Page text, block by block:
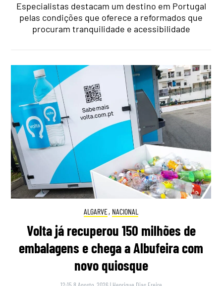
Especialistas destacam um destino em Portugal
pelas condições que oferece a reformados que
procuram tranquilidade e acessibilidade
ALGARVE, NACIONAL
Volta já recuperou 150 milhões de
embalagens e chega a Albufeira com
novo quiosque